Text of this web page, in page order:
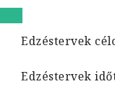
Edzéstervek
Edzéstervek